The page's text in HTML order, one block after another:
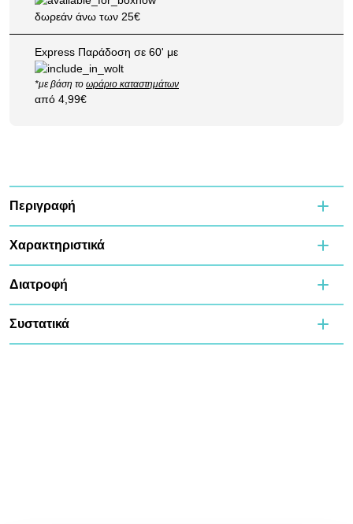
δωρεάν άνω των 25€
Express Παράδοση σε 60' με
*με βάση το ωράριο καταστημάτων
από 4,99€
Περιγραφή
Χαρακτηριστικά
Διατροφή
Συστατικά